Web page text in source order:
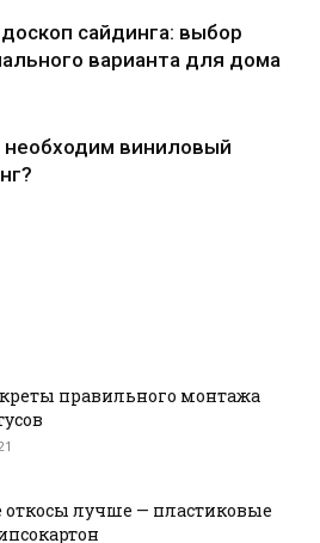
сайдинга: выбор
варианта для дома
необходим виниловый
правильного монтажа
откосы лучше — пластиковые